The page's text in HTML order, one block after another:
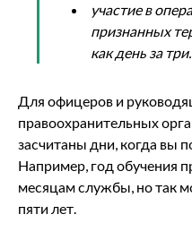
участие в
признанных
как день за три.
Для офицеров и
правоохранительных
засчитаны дни, когда вы
Например, год обучения
месяцам службы, но так
пяти лет.